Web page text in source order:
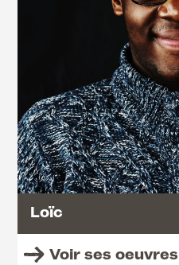
Loïc
Voir ses oeuvres